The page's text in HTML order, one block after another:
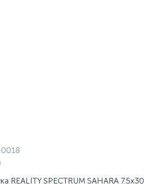
REALITY SPECTRUM SAHARA 7.5x30